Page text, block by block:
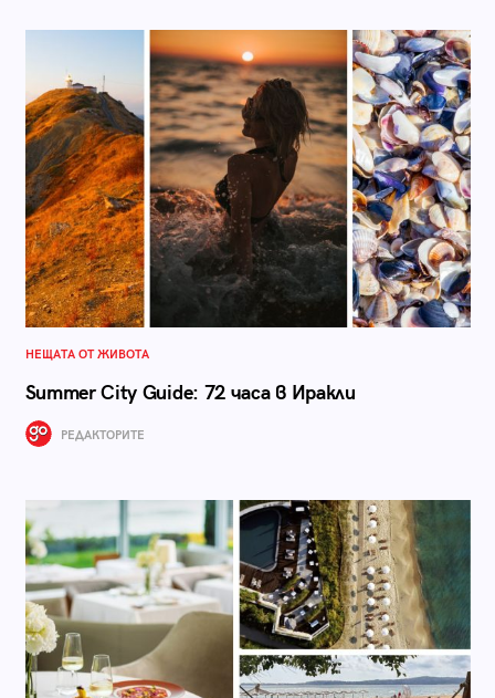
НЕЩАТА ОТ ЖИВОТА
Summer City Guide: 72 часа в Иракли
РЕДАКТОРИТЕ